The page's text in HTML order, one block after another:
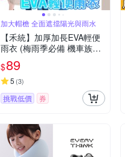
加大帽檐 全面遮擋陽光與雨水
【禾統】加厚加長EVA輕便
雨衣 (梅雨季必備 機車族推
薦 一次性雨衣 拋棄式雨衣
成人輕便雨衣 加厚 雨天必
備 防雨神器 登山露營防雨
防水防風 耐用 輕量 環保 可
重複使用 收納方便)
$89
5 (3)
挑戰低價 券